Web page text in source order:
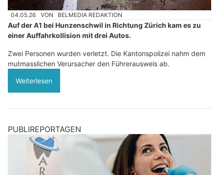
04.05.26 VON BELMEDIA REDAKTION
Auf der A1 bei Hunzenschwil in Richtung Zürich kam es zu
einer Auffahrkollision mit drei Autos.
Zwei Personen wurden verletzt. Die Kantonspolizei nahm dem
mutmasslichen Verursacher den Führerausweis ab.
Weiterlesen
PUBLIREPORTAGEN